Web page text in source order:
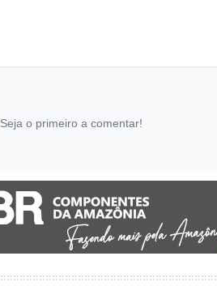
Seja o primeiro a comentar!